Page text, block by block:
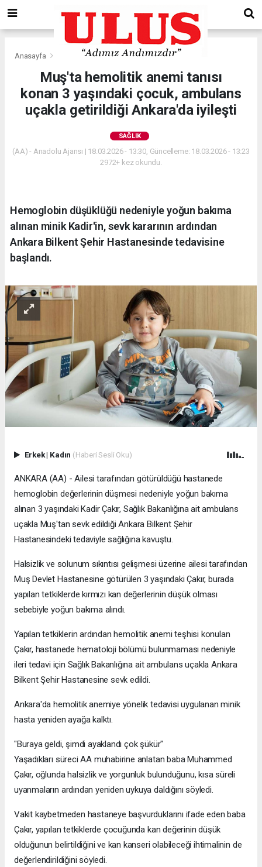
Anasayfa
Muş'ta hemolitik anemi tanısı
konan 3 yaşındaki çocuk, ambulans
uçakla getirildiği Ankara'da iyileşti
SAĞLIK
(AA) - Anadolu Ajansı | 18.03.2026 - 13:30, Güncelleme: 18.03.2026 - 13:23
2972+ kez okundu.
Hemoglobin düşüklüğü nedeniyle yoğun bakıma
alınan minik Kadir'in, sevk kararının ardından
Ankara Bilkent Şehir Hastanesinde tedavisine
başlandı.
Erkek| Kadın (Haberi Sesli Oku)
ANKARA (AA) - Ailesi tarafından götürüldüğü hastanede
hemoglobin değerlerinin düşmesi nedeniyle yoğun bakıma
alınan 3 yaşındaki Kadir Çakır, Sağlık Bakanlığına ait ambulans
uçakla Muş'tan sevk edildiği Ankara Bilkent Şehir
Hastanesindeki tedaviyle sağlığına kavuştu.
Halsizlik ve solunum sıkıntısı gelişmesi üzerine ailesi tarafından
Muş Devlet Hastanesine götürülen 3 yaşındaki Çakır, burada
yapılan tetkiklerde kırmızı kan değerlerinin düşük olması
sebebiyle yoğun bakıma alındı.
Yapılan tetkiklerin ardından hemolitik anemi teşhisi konulan
Çakır, hastanede hematoloji bölümü bulunmaması nedeniyle
ileri tedavi için Sağlık Bakanlığına ait ambulans uçakla Ankara
Bilkent Şehir Hastanesine sevk edildi.
Ankara'da hemolitik anemiye yönelik tedavisi uygulanan minik
hasta yeniden ayağa kalktı.
"Buraya geldi, şimdi ayaklandı çok şükür"
Yaşadıkları süreci AA muhabirine anlatan baba Muhammed
Çakır, oğlunda halsizlik ve yorgunluk bulunduğunu, kısa süreli
uyanmaların ardından yeniden uykuya daldığını söyledi.
Vakit kaybetmeden hastaneye başvurduklarını ifade eden baba
Çakır, yapılan tetkiklerde çocuğunda kan değerinin düşük
olduğunun belirtildiğini ve kan kanseri olabileceği ihtimalinin de
değerlendirildiğini söyledi.